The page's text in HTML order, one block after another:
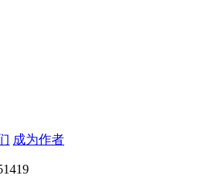
成为作者